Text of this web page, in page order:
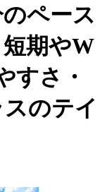
ペース
期やW
すさ・
のテイ